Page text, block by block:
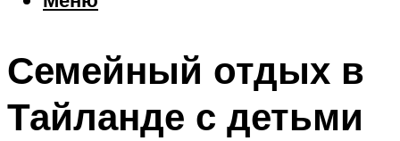
Шоппинг
Что посетить
Семейный отдых в
Тайланде с детьми